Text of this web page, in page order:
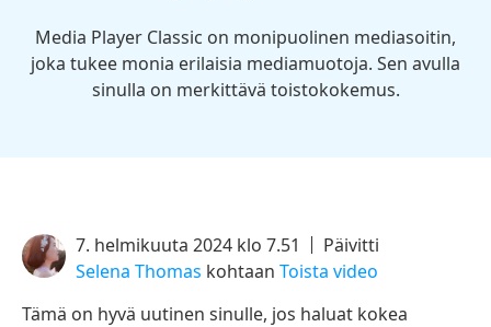
Media Player Classic on monipuolinen mediasoitin,
joka tukee monia erilaisia mediamuotoja. Sen avulla
sinulla on merkittävä toistokokemus.
7. helmikuuta 2024 klo 7.51
Päivitti
Selena Thomas kohtaan Toista video
Tämä on hyvä uutinen sinulle, jos haluat kokea